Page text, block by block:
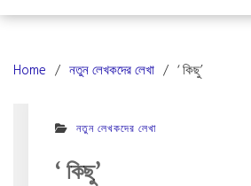
Home নতুন লেখকদের লেখা ‘ কিছু’
নতুন লেখকদের লেখা
‘ কিছু’